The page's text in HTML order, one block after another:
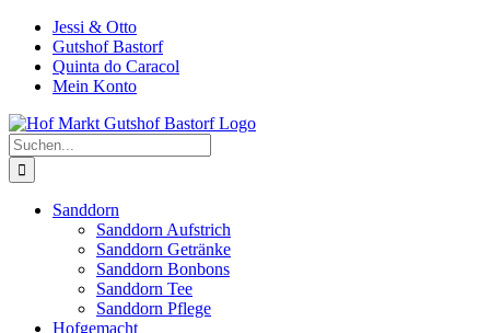
Zum
Inhalt
springen
Jessi & Otto
Gutshof Bastorf
Quinta do Caracol
Mein Konto
Suche
nach:
Sanddorn
Sanddorn Aufstrich
Sanddorn Getränke
Sanddorn Bonbons
Sanddorn Tee
Sanddorn Pflege
Hofgemacht